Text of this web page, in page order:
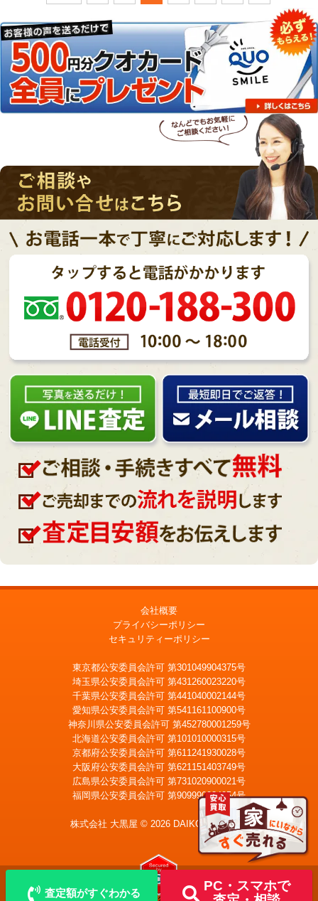
査定額がすぐわかる
PC・スマホで
LINE査定 メール査定
宅配買取を申込む
会社概要
プライバシーポリシー
セキュリティーポリシー
東京都公安委員会許可 第301049904375号
埼玉県公安委員会許可 第431260023220号
千葉県公安委員会許可 第441040002144号
愛知県公安委員会許可 第541161100900号
神奈川県公安委員会許可 第452780001259号
北海道公安委員会許可 第101010000315号
京都府公安委員会許可 第611241930028号
大阪府公安委員会許可 第621151403749号
広島県公安委員会許可 第731020900021号
福岡県公安委員会許可 第909990034054号
株式会社 大黒屋 © 2026 DAIKOKUYA, Inc.